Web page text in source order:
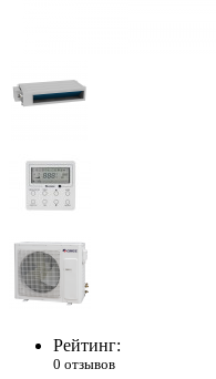
Рейтинг:
0 отзывов